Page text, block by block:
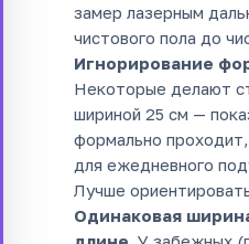
замер лазерным
чистового пола до
Игнорирование
Некоторые делают
шириной 25 см —
формально
для ежедневного
Лучше
Одинаковая